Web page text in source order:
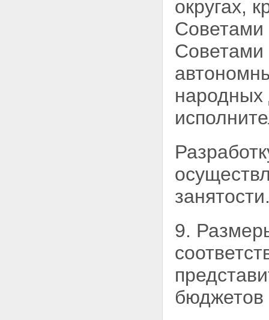
округах,
Советами
Советами
народных
9.